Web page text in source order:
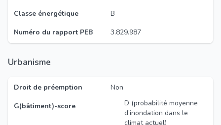
Classe énergétique
B
Numéro du rapport PEB
3.829.987
Urbanisme
Droit de préemption
Non
G(bâtiment)-score
D (probabilité moyenne
d’inondation dans le
climat actuel)